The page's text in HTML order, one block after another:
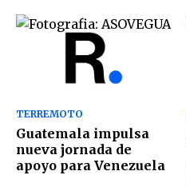
TERREMOTO
Guatemala impulsa
nueva jornada de
apoyo para Venezuela